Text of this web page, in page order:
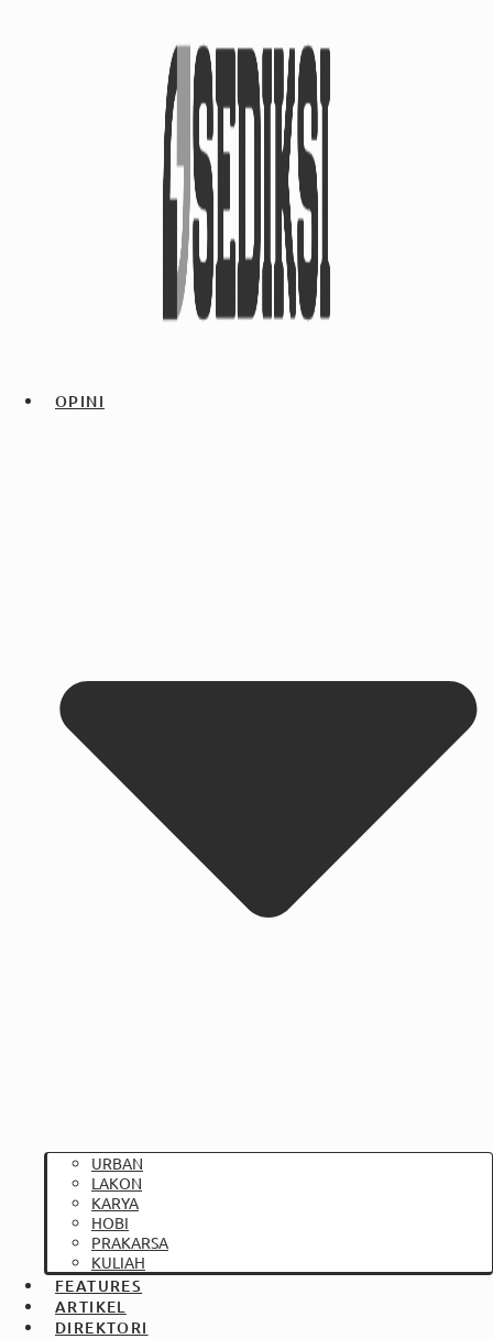
OPINI
URBAN
LAKON
KARYA
HOBI
PRAKARSA
KULIAH
FEATURES
ARTIKEL
DIREKTORI